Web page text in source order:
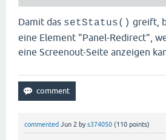
Damit das setStatus() greift,
eine Element "Panel-Redirect",
eine Screenout-Seite anzeigen
commented Jun 2 bys374050 (110 points)